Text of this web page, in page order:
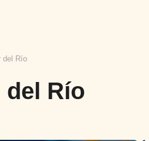
del Río
del Río